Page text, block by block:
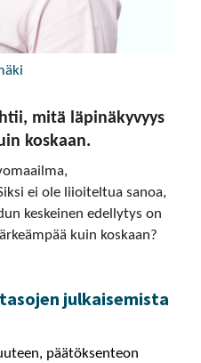
mitä läpinäkyvyys
koskaan.
ei ole liioiteltua sanoa,
keskeinen edellytys on
kuin koskaan?
julkaisemista
päätöksenteon